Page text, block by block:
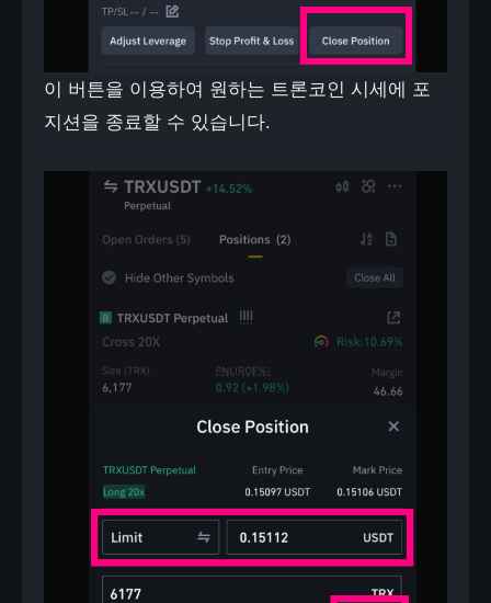
이 버튼을 이용하여 원하는 트론코인 시세에 포
지션을 종료할 수 있습니다.